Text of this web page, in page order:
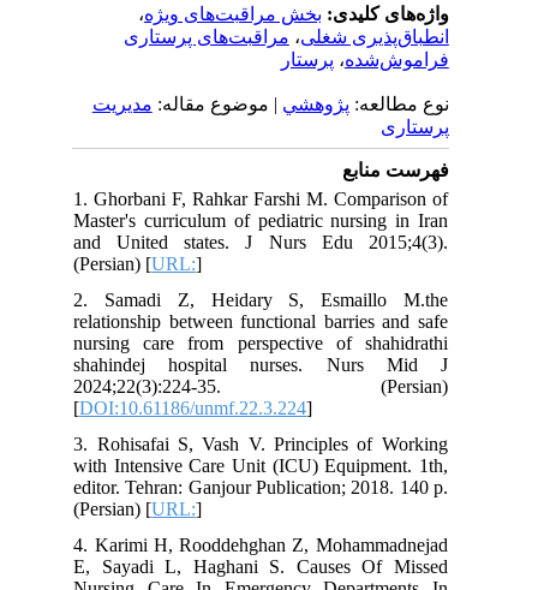
واژه‌های کلیدی:بخش مراقبت‌های ویژه،
انطباق‌پذیری شغلی،مراقبت‌های پرستاری
فراموش‌شده،پرستار
نوع مطالعه:پژوهشي| موضوع مقاله:مدیریت
پرستاری
فهرست منابع
1. Ghorbani F, Rahkar Farshi M. Comparison of
Master's curriculum of pediatric nursing in Iran
and United states. J Nurs Edu 2015;4(3).
(Persian) [URL:
2. Samadi Z, Heidary S, Esmaillo M.the
relationship between functional barries and safe
nursing care from perspective of shahidrathi
shahindej hospital nurses. Nurs Mid J
2024;22(3):224-35. (Persian)
[DOI:10.61186/unmf.22.3.224
3. Rohisafai S, Vash V. Principles of Working
with Intensive Care Unit (ICU) Equipment. 1th,
editor. Tehran: Ganjour Publication; 2018. 140 p.
(Persian) [URL:
4. Karimi H, Rooddehghan Z, Mohammadnejad
E, Sayadi L, Haghani S. Causes Of Missed